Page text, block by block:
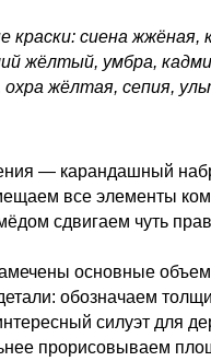
краски: сиена жжёная,
жёлтый, умбра,
жёлтая, сепия,
— карандашный
все элементы
сдвигаем чуть
основные
обозначаем
силуэт для
прорисовываем